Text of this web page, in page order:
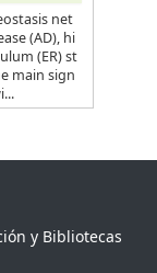
net
(AD), hi
(ER) st
main sign
y Bibliotecas